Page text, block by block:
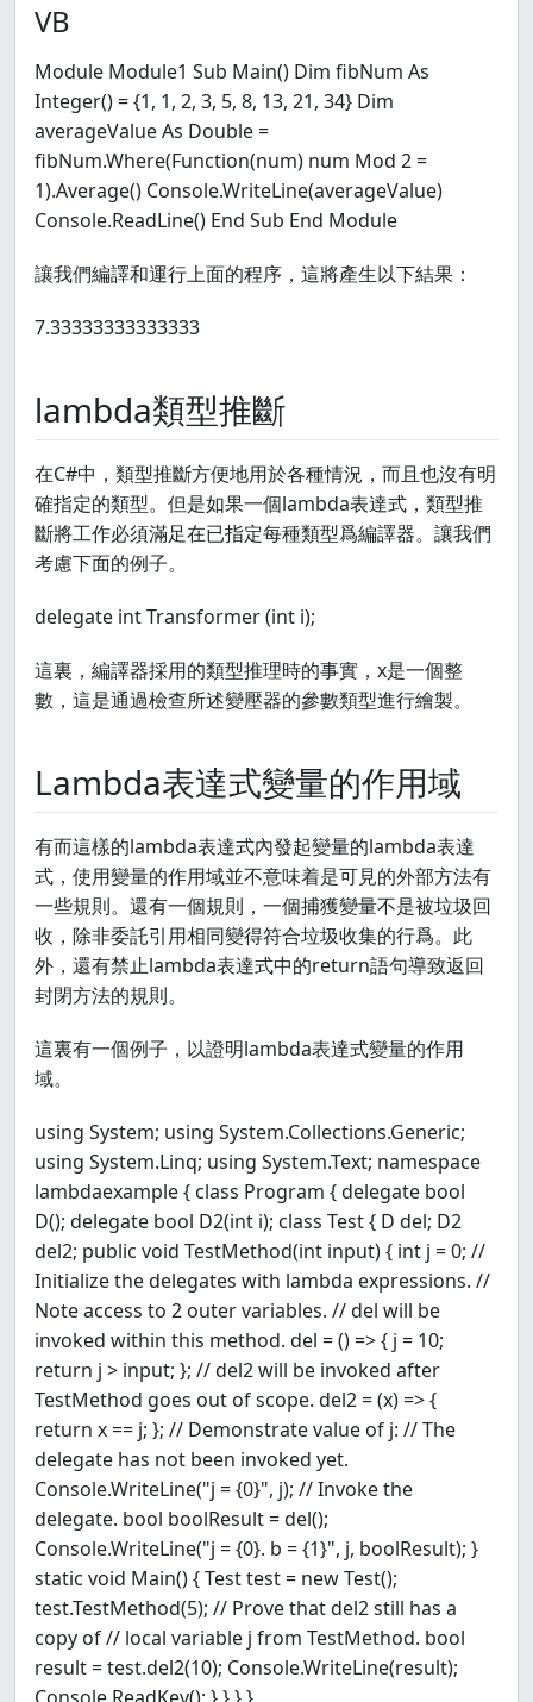
VB
Module Module1 Sub Main() Dim fibNum As
Integer() = {1, 1, 2, 3, 5, 8, 13, 21, 34} Dim
averageValue As Double =
fibNum.Where(Function(num) num Mod 2 =
1).Average() Console.WriteLine(averageValue)
Console.ReadLine() End Sub End Module
讓我們編譯和運行上面的程序，這將產生以下結果：
7.33333333333333
lambda類型推斷
在C#中，類型推斷方便地用於各種情況，而且也沒有明
確指定的類型。但是如果一個lambda表達式，類型推
斷將工作必須滿足在已指定每種類型爲編譯器。讓我們
考慮下面的例子。
delegate int Transformer (int i);
這裏，編譯器採用的類型推理時的事實，x是一個整
數，這是通過檢查所述變壓器的參數類型進行繪製。
Lambda表達式變量的作用域
有而這樣的lambda表達式內發起變量的lambda表達
式，使用變量的作用域並不意味着是可見的外部方法有
一些規則。還有一個規則，一個捕獲變量不是被垃圾回
收，除非委託引用相同變得符合垃圾收集的行爲。此
外，還有禁止lambda表達式中的return語句導致返回
封閉方法的規則。
這裏有一個例子，以證明lambda表達式變量的作用
域。
using System; using System.Collections.Generic;
using System.Linq; using System.Text; namespace
lambdaexample { class Program { delegate bool
D(); delegate bool D2(int i); class Test { D del; D2
del2; public void TestMethod(int input) { int j = 0; //
Initialize the delegates with lambda expressions. //
Note access to 2 outer variables. // del will be
invoked within this method. del = () => { j = 10;
return j > input; }; // del2 will be invoked after
TestMethod goes out of scope. del2 = (x) => {
return x == j; }; // Demonstrate value of j: // The
delegate has not been invoked yet.
Console.WriteLine("j = {0}", j); // Invoke the
delegate. bool boolResult = del();
Console.WriteLine("j = {0}. b = {1}", j, boolResult); }
static void Main() { Test test = new Test();
test.TestMethod(5); // Prove that del2 still has a
copy of // local variable j from TestMethod. bool
result = test.del2(10); Console.WriteLine(result);